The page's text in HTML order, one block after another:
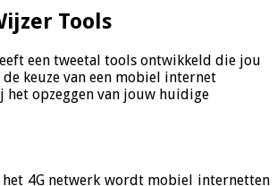
Tools
een tweetal tools ontwikkeld die jou
keuze van een mobiel internet
het opzeggen van jouw huidige
het 4G netwerk wordt mobiel internetten